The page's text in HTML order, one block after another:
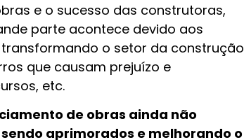
e o sucesso das construtoras,
parte acontece devido aos
o setor da construção
que causam prejuízo e
etc.
de obras ainda não
aprimorados e melhorando o